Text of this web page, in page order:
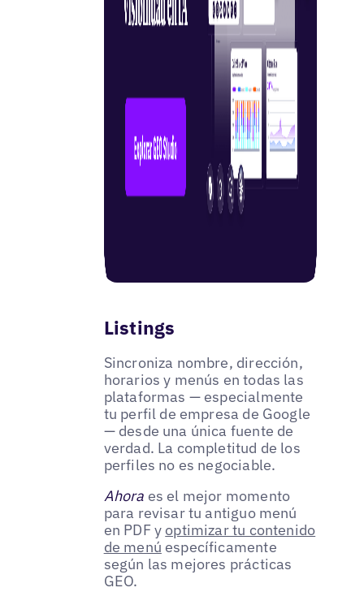
Listings
Sincroniza nombre, dirección,
horarios y menús en todas las
plataformas — especialmente
tu perfil de empresa de Google
— desde una única fuente de
verdad. La completitud de los
perfiles no es negociable.
Ahora es el mejor momento
para revisar tu antiguo menú
en PDF y optimizar tu contenido
de menú específicamente
según las mejores prácticas
GEO.